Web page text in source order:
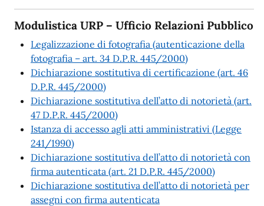
Modulistica URP – Ufficio Relazioni Pubblico
Legalizzazione di fotografia (autenticazione della
fotografia – art. 34 D.P.R. 445/2000)
Dichiarazione sostitutiva di certificazione (art. 46
D.P.R. 445/2000)
Dichiarazione sostitutiva dell’atto di notorietà (art.
47 D.P.R. 445/2000)
Istanza di accesso agli atti amministrativi (Legge
241/1990)
Dichiarazione sostitutiva dell’atto di notorietà con
firma autenticata (art. 21 D.P.R. 445/2000)
Dichiarazione sostitutiva dell’atto di notorietà per
assegni con firma autenticata